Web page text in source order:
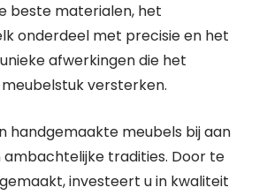
beste materialen, het
onderdeel met precisie en het
afwerkingen die het
versterken.
handgemaakte meubels bij aan
ambachtelijke tradities. Door te
investeert u in kwaliteit